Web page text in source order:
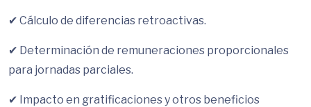
✔ Cálculo de diferencias retroactivas.
✔ Determinación de remuneraciones proporcionales
para jornadas parciales.
✔ Impacto en gratificaciones y otros beneficios